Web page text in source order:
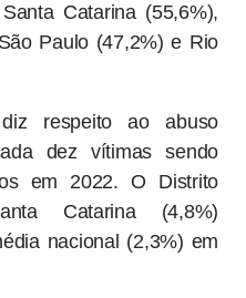
Catarina (55,6%),
Paulo (47,2%) e Rio
respeito ao abuso
dez vítimas sendo
em 2022. O Distrito
Catarina (4,8%)
nacional (2,3%) em